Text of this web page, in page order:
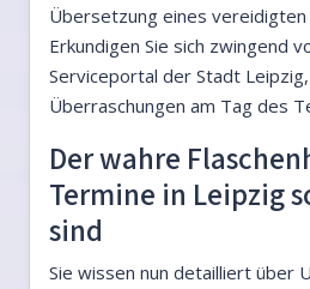
Übersetzung eines
Erkundigen Sie sich zwingend
Serviceportal der Stadt
Überraschungen am Tag des
Der wahre
Termine in Leipzig
sind
Sie wissen nun detailliert über